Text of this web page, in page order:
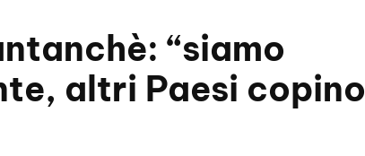
“siamo
altri Paesi copino